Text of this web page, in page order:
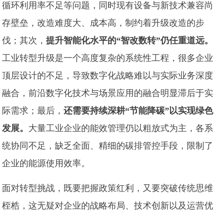
循环利用率不足等问题，同时现有设备与新技术兼容尚
存壁垒，改造难度大、成本高，制约着升级改造的步
伐；其次，提升智能化水平的“智改数转”仍任重道远。
工业转型升级是一个高度复杂的系统性工程，很多企业
顶层设计的不足，导致数字化战略难以与实际业务深度
融合，前沿数字化技术与场景应用的融合明显滞后于实
际需求；最后，还需要持续深耕“节能降碳”以实现绿色
发展。 大量工业企业的能效管理仍以粗放式为主，各系
统协同不足，缺乏全面、精细的碳排管控手段，限制了
企业的能源使用效率。
面对转型挑战，既要把握政策红利，又要突破传统思维
桎梏，这无疑对企业的战略布局、技术创新以及运营优